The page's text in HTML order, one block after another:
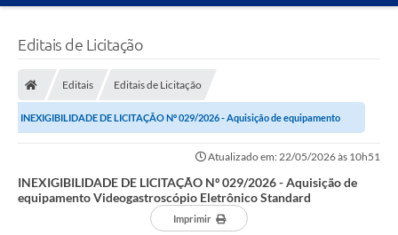
Secretarias
Transparência Pública
Editais de Licitação
Editais Editais de Licitação
INEXIGIBILIDADE DE LICITAÇÃO Nº 029/2026 - Aquisição de equipamento
Atualizado em: 22/05/2026 às 10h51
INEXIGIBILIDADE DE LICITAÇÃO Nº 029/2026 - Aquisição de
equipamento Videogastroscópio Eletrônico Standard
Imprimir